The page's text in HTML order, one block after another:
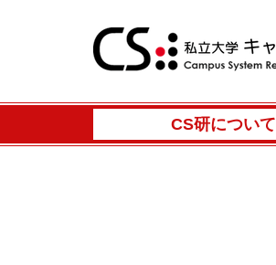
CS研について